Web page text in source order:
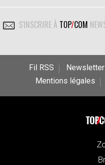
S'INSCRIRE À TOP/COM
Fil RSS Newsletter
Mentions légales